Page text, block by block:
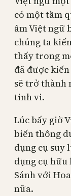
có một tầm
âm Việt ngữ
chúng ta
thấy trong
đã được
sẽ trở thành
tinh vi.
Lúc bấy giờ
biến thông
dụng cụ suy
dụng cụ hữu
Sánh với
nữa.